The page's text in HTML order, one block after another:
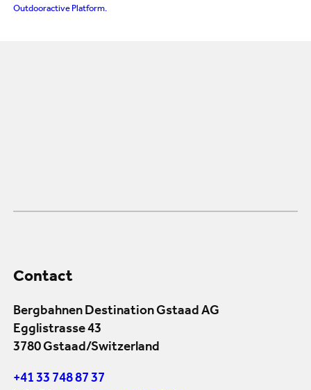
Outdooractive Platform.
Contact
Bergbahnen Destination Gstaad AG
Egglistrasse 43
3780 Gstaad/Switzerland
+41 33 748 87 37